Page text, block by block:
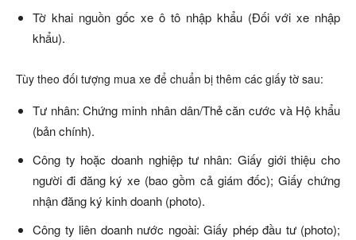
Tờ khai nguồn gốc xe ô tô nhập khẩu (Đối với xe nhập
khẩu).
Tùy theo đối tượng mua xe để chuẩn bị thêm các giấy tờ sau:
Tư nhân: Chứng minh nhân dân/Thẻ căn cước và Hộ khẩu
(bản chính).
Công ty hoặc doanh nghiệp tư nhân: Giấy giới thiệu cho
người đi đăng ký xe (bao gồm cả giám đốc); Giấy chứng
nhận đăng ký kinh doanh (photo).
Công ty liên doanh nước ngoài: Giấy phép đầu tư (photo);